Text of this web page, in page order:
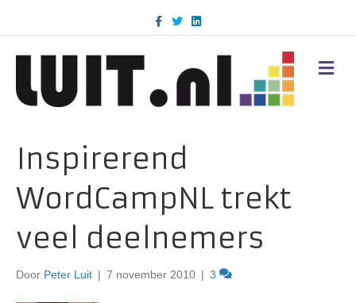
c
k
T
w
i
n
d
M
E
Inspirerend
WordCampNL trekt
veel deelnemers
Door Peter Luit | 7 november 2010 | 3